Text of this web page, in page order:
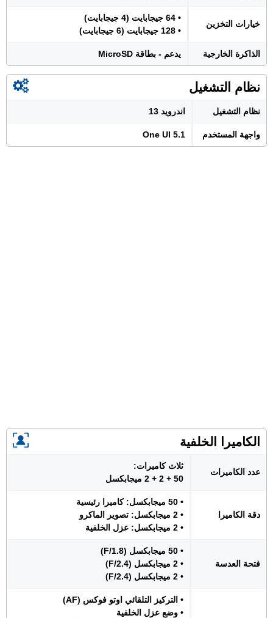
خيارات التخزين
• 64 جيجابايت (4 جيجابايت)
• 128 جيجابايت (6 جيجابايت)
الذاكرة الخارجية يدعم - بطاقة MicroSD
نظام التشغيل
نظام التشغيل اندرويد 13
واجهة المستخدم One UI 5.1
الكاميرا الخلفية
عدد الكاميرات
ثلاث كاميرات:
50 + 2 + 2 ميجابكسل
دقة الكاميرا
• 50 ميجابكسل: كاميرا رئيسية
• 2 ميجابكسل: تصوير الماكرو
• 2 ميجابكسل: عزل الخلفية
فتحة العدسة
• 50 ميجابكسل (F/1.8)
• 2 ميجابكسل (F/2.4)
• 2 ميجابكسل (F/2.4)
• التركيز التلقائي اوتو فوكس (AF)
• وضع عزل الخلفية